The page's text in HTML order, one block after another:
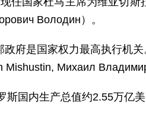
Володин）。
政府是国家权力最高执行机
Mishustin, Михаил
斯国内生产总值约2.55万亿